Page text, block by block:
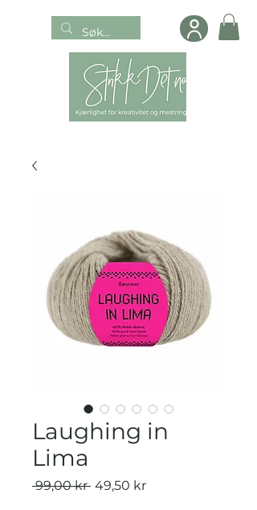
Laughing in
Lima
99,00 kr Vanlig
49,50 krSalgspris